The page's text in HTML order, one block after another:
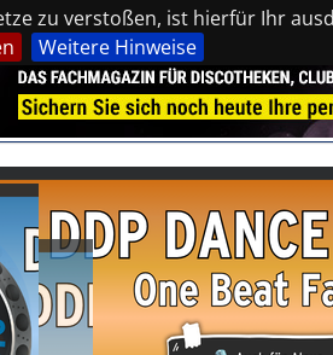
zu verstoßen, ist hierfür Ihr
Weitere Hinweise